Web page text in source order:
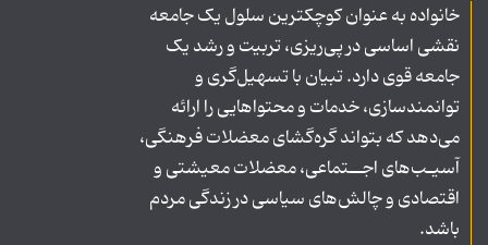
خانواده به عنوان کوچکترین سلول یک جامعه
نقشی اساسی در پی‌ریزی، تربیت و رشد یک
جامعه قوی دارد. تبیان با تسهیل‌گری و
توانمندسازی، خدمات و محتواهایی را ارائه
می‌دهد که بتواند گره‌گشای معضلات فرهنگی،
آسیـب‌های اجــتماعی، معضلات معیشتی و
اقتصادی و چالش‌های سیاسی در زندگی مردم
باشد.